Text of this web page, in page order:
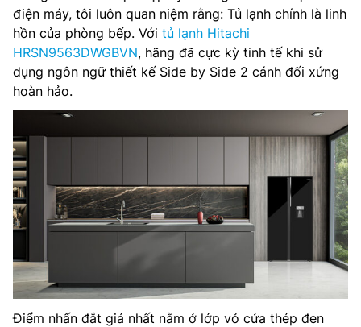
điện máy, tôi luôn quan niệm rằng: Tủ lạnh chính là linh
hồn của phòng bếp. Với tủ lạnh Hitachi
HRSN9563DWGBVN, hãng đã cực kỳ tinh tế khi sử
dụng ngôn ngữ thiết kế Side by Side 2 cánh đối xứng
hoàn hảo.
Điểm nhấn đắt giá nhất nằm ở lớp vỏ cửa thép đen